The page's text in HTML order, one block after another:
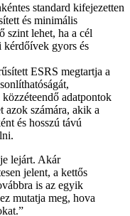
standard kifejezetten
és minimális
szint lehet, ha a cél
kérdőívek gyors és
ESRS megtartja a
adatpontok
azok számára, akik a
és hosszú távú
lejárt. Akár
jelent, a kettős
is az egyik
mutatja meg, hova